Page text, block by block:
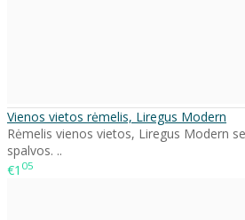
Vienos vietos rėmelis, Liregus Modern
Rėmelis vienos vietos, Liregus Modern
spalvos. ..
€1 05